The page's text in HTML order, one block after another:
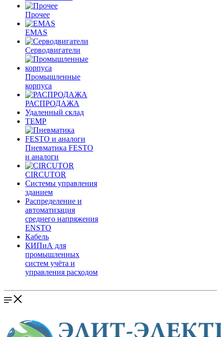
Прочее
EMAS
Cерводвигатели
Промышленные
корпуса
РАСПРОДАЖА
Удаленный склад
TEMP
Пневматика FESTO
и аналоги
CIRCUTOR
Системы управления
зданием
Распределение и
автоматизация
среднего напряжения
ENSTO
Кабель
КИПиА для
промышленных
систем учёта и
управления расходом